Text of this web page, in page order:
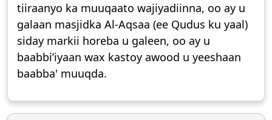
tiiraanyo ka muuqaato wajiyadiinna, oo ay u
galaan masjidka Al-Aqsaa (ee Qudus ku yaal)
siday markii horeba u galeen, oo ay u
baabbi’iyaan wax kastoy awood u yeeshaan
baabba' muuqda.